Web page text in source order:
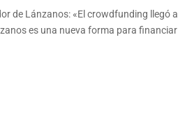
de Lánzanos: «El crowdfunding llegó a
es una nueva forma para financiar